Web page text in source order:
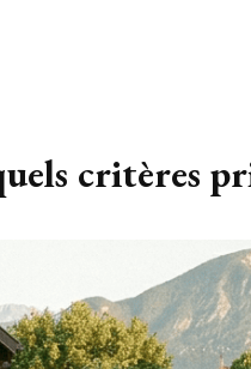
critères